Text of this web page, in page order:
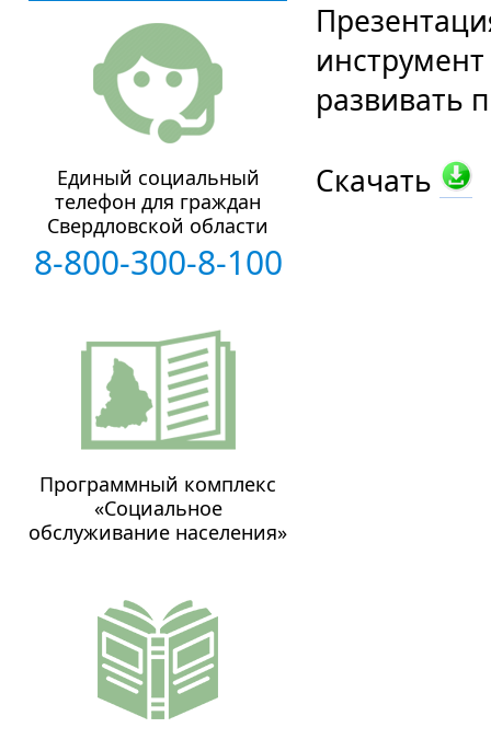
развивать
Скачать
Единый социальный
телефон для граждан
Свердловской области
8-800-300-8-100
Программный комплекс
«Социальное
обслуживание населения»